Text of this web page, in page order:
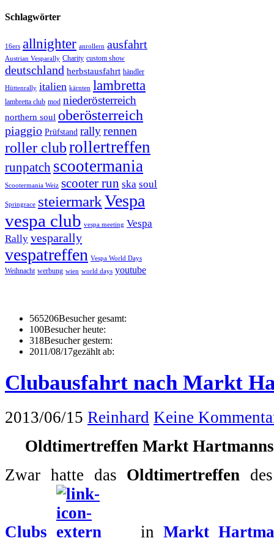
Schlagwörter
16ers allnighter anrollern ausfahrt
Austrian Vesparally Charity custom show
deutschland herbstausfahrt händler
Hüttenrally italien kärnten lambretta
lambretta club mod niederösterreich
northern soul oberösterreich
piaggio Prüfstand rallyrennen
roller clubrollertreffen
runpatch scootermania
Scootermania Weiz scooter run ska soul
Springrace steiermarkVespa
vespa club vespa meeting Vespa
Rally vesparally
vespatreffen Vespa World Days
Weihnacht werbung wien world days youtube
565206Besucher gesamt:
100Besucher heute:
318Besucher gestern:
2011/08/17gezählt ab:
Clubausfahrt nach Markt
2013/06/15 Reinhard Keine
Oldtimertreffen Markt
Zwar hatte das Oldtimertreffen
Clubs in Markt